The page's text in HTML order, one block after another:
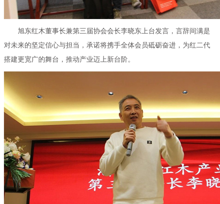
旭东红木董事长兼第三届协会会长李晓东上台发言，言辞间满是
对未来的坚定信心与担当，承诺将携手全体会员砥砺奋进，为红二代
搭建更宽广的舞台，推动产业迈上新台阶。